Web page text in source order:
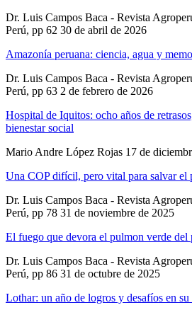
Dr. Luis Campos Baca - Revista
Perú, pp 62 30 de abril de 2026
Amazonía peruana: ciencia, agua y
Dr. Luis Campos Baca - Revista
Perú, pp 63 2 de febrero de 2026
Hospital de Iquitos: ocho años de
bienestar social
Mario Andre López Rojas 17 de
Una COP difícil, pero vital para salvar el
Dr. Luis Campos Baca - Revista
Perú, pp 78 31 de noviembre de 2025
El fuego que devora el pulmon verde del
Dr. Luis Campos Baca - Revista
Perú, pp 86 31 de octubre de 2025
Lothar: un año de logros y desafíos en